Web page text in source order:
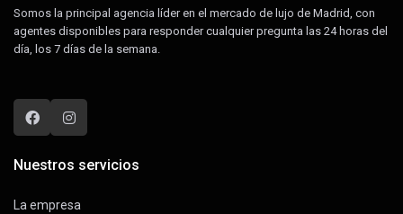
Somos la principal agencia líder en el mercado de lujo de Madrid, con
agentes disponibles para responder cualquier pregunta las 24 horas del
día, los 7 días de la semana.
Nuestros servicios
La empresa